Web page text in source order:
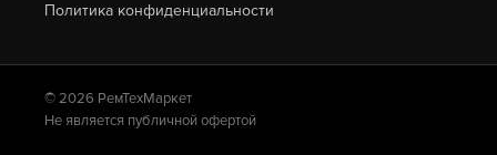
Политика конфиденциальности
© 2026 РемТехМаркет
Не является публичной офертой